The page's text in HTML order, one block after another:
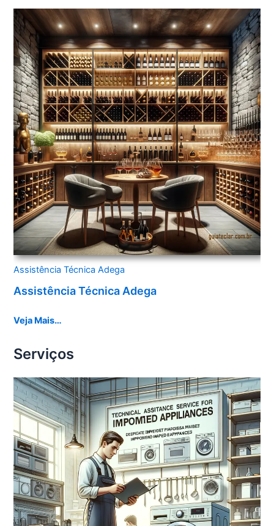
Assistência Técnica Adega
Assistência Técnica Adega
Veja Mais…
Serviços